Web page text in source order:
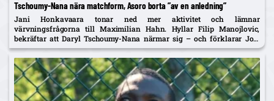
Tschoumy-Nana nära matchform, Asoro borta ”av en anledning”
Jani Honkavaara tonar ned mer aktivitet och lämnar
värvningsfrågorna till Maximilian Hahn. Hyllar Filip Manojlovic,
bekräftar att Daryl Tschoumy-Nana närmar sig – och förklarar Joel
Asoros frånvaro med att han är borta "av en anledning".